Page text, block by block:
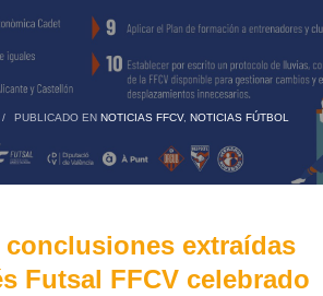
/ PUBLICADO EN NOTICIAS FFCV, NOTICIAS FÚTBOL
conclusiones extraídas
Futsal FFCV celebrado